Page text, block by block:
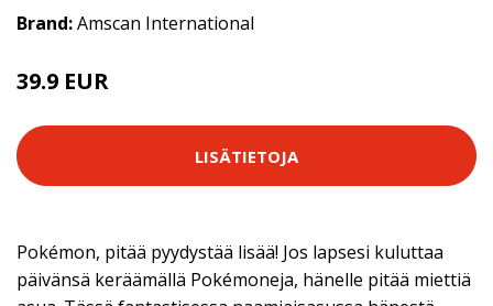
Brand:Amscan International
39.9 EUR
LISÄTIETOJA
Pokémon, pitää pyydystää lisää! Jos lapsesi kuluttaa
päivänsä keräämällä Pokémoneja, hänelle pitää miettiä